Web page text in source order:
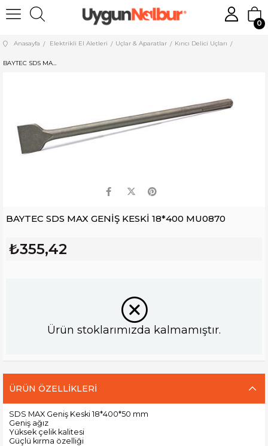
0
Anasayfa Elektrikli El Aletleri Uçlar & Aparatlar Kırıcı Delici Uçları
BAYTEC SDS MAX GENİŞ KESKİ 18*400 MU0870
BAYTEC SDS MAX GENİŞ KESKİ 18*400 MU0870
₺355,42
Ürün stoklarımızda kalmamıştır.
ÜRÜN ÖZELLIKLERI
SDS MAX Geniş Keski 18*400*50 mm
Geniş ağız
Yüksek çelik kalitesi
Güçlü kırma özelliği